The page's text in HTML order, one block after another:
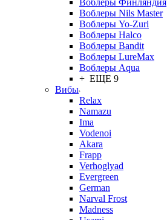
Воблеры Финляндия
Воблеры Nils Master
Воблеры Yo-Zuri
Воблеры Halco
Воблеры Bandit
Воблеры LureMax
Воблеры Aqua
+ ЕЩЕ 9
Вибы
Relax
Namazu
Ima
Vodenoi
Akara
Frapp
Verhoglyad
Evergreen
German
Narval Frost
Madness